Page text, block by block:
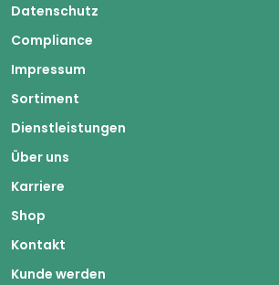
Datenschutz
Compliance
Impressum
Sortiment
Dienstleistungen
Über uns
Karriere
Shop
Kontakt
Kunde werden